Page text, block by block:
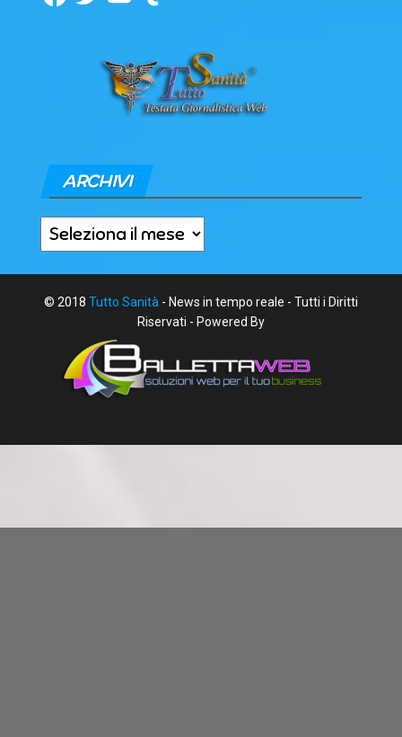
ARCHIVI
Archivi
© 2018 Tutto Sanità - News in tempo reale - Tutti i Diritti
Riservati - Powered By